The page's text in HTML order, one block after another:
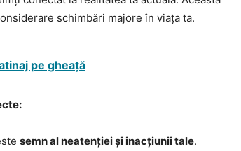
schimbări majore în viața ta.
pe gheață
semn al neatenției și inacțiunii tale.